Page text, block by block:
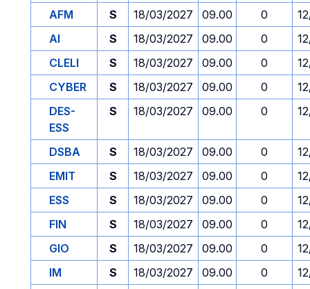
AFM
S 18/03/2027 09.00 0
AI
S 18/03/2027 09.00 0
CLELI
S 18/03/2027 09.00 0
CYBER
S 18/03/2027 09.00 0
DES-
ESS
S 18/03/2027 09.00 0
DSBA S 18/03/2027 09.00 0
EMIT
S 18/03/2027 09.00 0
ESS
S 18/03/2027 09.00 0
FIN
S 18/03/2027 09.00 0
GIO
S 18/03/2027 09.00 0
IM
S 18/03/2027 09.00 0